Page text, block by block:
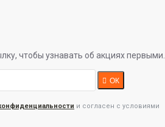
чтобы узнавать об акциях первыми.
ОК
и согласен с условиями